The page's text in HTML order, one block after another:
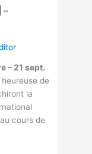
– 21 sept.
de
la
cours de